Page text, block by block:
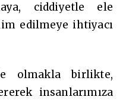
ciddiyetle ele
edilmeye ihtiyacı
olmakla birlikte,
insanlarımıza